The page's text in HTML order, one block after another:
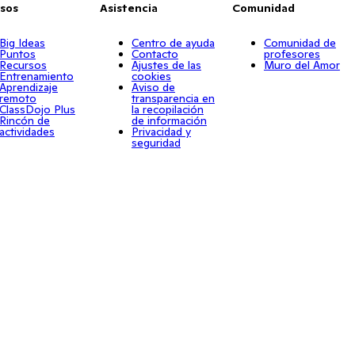
Big Ideas
Puntos
Recursos
Entrenamiento
Aprendizaje
remoto
ClassDojo Plus
Rincón de
actividades
Asistencia
Centro de ayuda
Contacto
Ajustes de las
cookies
Aviso de
transparencia en
la recopilación
de información
Privacidad y
seguridad
Comunidad
Comunidad de
profesores
Muro del Amor